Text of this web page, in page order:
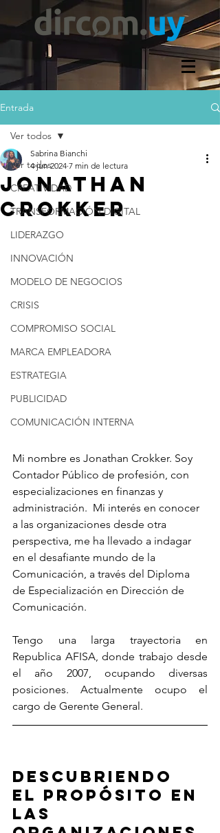
Entrada
Ver todos
CREATIVIDAD
TRANSFORMACIÓN DIGITAL
LIDERAZGO
INNOVACIÓN
MODELO DE NEGOCIOS
CRISIS
COMPROMISO SOCIAL
MARCA EMPLEADORA
ESTRATEGIA
PUBLICIDAD
COMUNICACIÓN INTERNA
Ver todos
JONATHAN
CROKKER
Sabrina Bianchi
4 jun 2024 7 min de lectura
Mi nombre es Jonathan Crokker. Soy
Contador Público de profesión, con
especializaciones en finanzas y
administración.  Mi interés en conocer
a las organizaciones desde otra
perspectiva, me ha llevado a indagar
en el desafiante mundo de la
Comunicación, a través del Diploma
de Especialización en Dirección de
Comunicación.
Tengo una larga trayectoria en
Republica AFISA, donde trabajo desde
el año 2007, ocupando diversas
posiciones. Actualmente ocupo el
cargo de Gerente General.
Descubriendo
el Propósito en
las